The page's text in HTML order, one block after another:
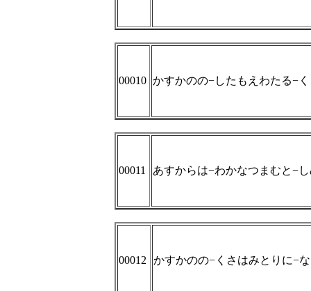
00010 かすかのの−したもえわたる−
00011 あすからは−わかなつまむと−
00012 かすかのの−くさはみとりに−